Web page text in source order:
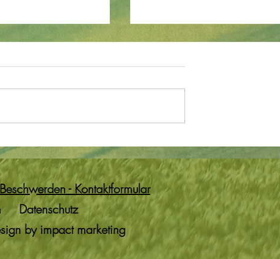
Feierlicher
am 12. Juni
Sommerhitze: Spannung bis
zum Schluss in der DSG Liga
Datenschutz
by impact marketing
- Kontaktformular